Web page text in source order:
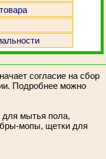
согласие на сбор
Подробнее можно
мытья пола,
мопы, щетки для